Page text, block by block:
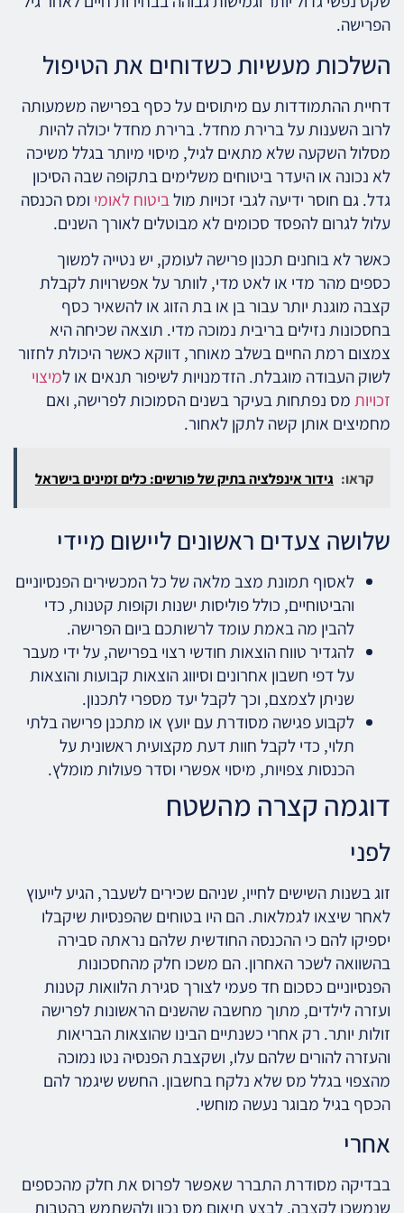
הפרישה.
השלכות מעשיות כשדוחים את הטיפול
דחיית ההתמודדות עם מיתוסים על כסף בפרישה משמעותה
לרוב השענות על ברירת מחדל. ברירת מחדל יכולה להיות
מסלול השקעה שלא מתאים לגיל, מיסוי מיותר בגלל משיכה
לא נכונה או היעדר ביטוחים משלימים בתקופה שבה הסיכון
גדל. גם חוסר ידיעה לגבי זכויות מולביטוח לאומי ומס הכנסה
עלול לגרום להפסד סכומים לא מבוטלים לאורך השנים.
כאשר לא בוחנים תכנון פרישה לעומק, יש נטייה למשוך
כספים מהר מדי או לאט מדי, לוותר על אפשרויות לקבלת
קצבה מוגנת יותר עבור בן או בת הזוג או להשאיר כסף
בחסכונות נזילים בריבית נמוכה מדי. תוצאה שכיחה היא
צמצום רמת החיים בשלב מאוחר, דווקא כאשר היכולת לחזור
לשוק העבודה מוגבלת. הזדמנויות לשיפור תנאים או למיצוי
זכויותמס נפתחות בעיקר בשנים הסמוכות לפרישה, ואם
מחמיצים אותן קשה לתקן לאחור.
קראו: גידור אינפלציה בתיק של פורשים: כלים זמינים בישראל
שלושה צעדים ראשונים ליישום מיידי
לאסוף תמונת מצב מלאה של כל המכשירים הפנסיוניים
והביטוחיים, כולל פוליסות ישנות וקופות קטנות, כדי
להבין מה באמת עומד לרשותכם ביום הפרישה.
להגדיר טווח הוצאות חודשי רצוי בפרישה, על ידי מעבר
על דפי חשבון אחרונים וסיווג הוצאות קבועות והוצאות
שניתן לצמצם, וכך לקבל יעד מספרי לתכנון.
לקבוע פגישה מסודרת עם יועץ או מתכנן פרישה בלתי
תלוי, כדי לקבל חוות דעת מקצועית ראשונית על
הכנסות צפויות, מיסוי אפשרי וסדר פעולות מומלץ.
דוגמה קצרה מהשטח
לפני
זוג בשנות השישים לחייו, שניהם שכירים לשעבר, הגיע לייעוץ
לאחר שיצאו לגמלאות. הם היו בטוחים שהפנסיות שיקבלו
יספיקו להם כי ההכנסה החודשית שלהם נראתה סבירה
בהשוואה לשכר האחרון. הם משכו חלק מהחסכונות
הפנסיוניים כסכום חד פעמי לצורך סגירת הלוואות קטנות
ועזרה לילדים, מתוך מחשבה שהשנים הראשונות לפרישה
זולות יותר. רק אחרי כשנתיים הבינו שהוצאות הבריאות
והעזרה להורים שלהם עלו, ושקצבת הפנסיה נטו נמוכה
מהצפוי בגלל מס שלא נלקח בחשבון. החשש שיגמר להם
הכסף בגיל מבוגר נעשה מוחשי.
אחרי
בבדיקה מסודרת התברר שאפשר לפרוס את חלק מהכספים
שנמשכו לקצבה, לבצע תיאום מס נכון ולהשתמש בהטבות